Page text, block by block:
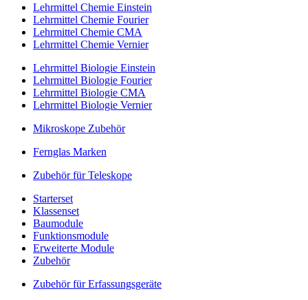
Lehrmittel Chemie Einstein
Lehrmittel Chemie Fourier
Lehrmittel Chemie CMA
Lehrmittel Chemie Vernier
Lehrmittel Biologie Einstein
Lehrmittel Biologie Fourier
Lehrmittel Biologie CMA
Lehrmittel Biologie Vernier
Mikroskope Zubehör
Fernglas Marken
Zubehör für Teleskope
Starterset
Klassenset
Baumodule
Funktionsmodule
Erweiterte Module
Zubehör
Zubehör für Erfassungsgeräte